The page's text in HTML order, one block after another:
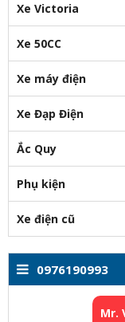
Xe Victoria
Xe 50CC
Xe máy điện
Xe Đạp Điện
Ắc Quy
Phụ kiện
Xe điện cũ
0976190993
Mr.